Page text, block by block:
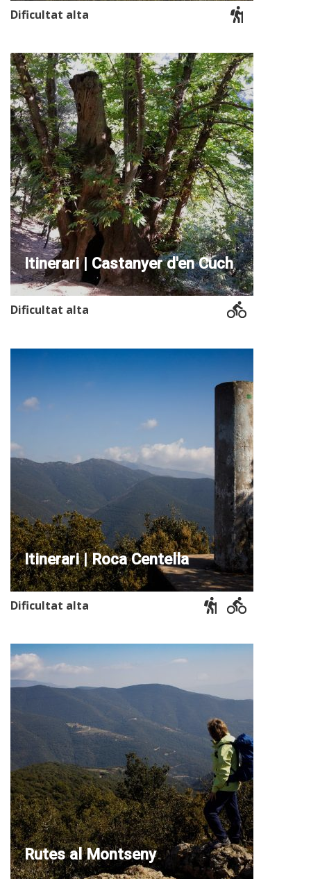
Dificultat alta
Itinerari | Castanyer d'en Cuch
Dificultat alta
Itinerari | Roca Centella
Dificultat alta
Rutes al Montseny